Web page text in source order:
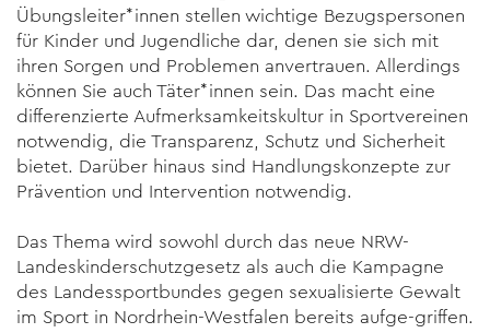
Übungsleiter*innen stellen wichtige Bezugspersonen
für Kinder und Jugendliche dar, denen sie sich mit
ihren Sorgen und Problemen anvertrauen. Allerdings
können Sie auch Täter*innen sein. Das macht eine
differenzierte Aufmerksamkeitskultur in Sportvereinen
notwendig, die Transparenz, Schutz und Sicherheit
bietet. Darüber hinaus sind Handlungskonzepte zur
Prävention und Intervention notwendig.
Das Thema wird sowohl durch das neue NRW-
Landeskinderschutz­gesetz als auch die Kampagne
des Landessportbundes gegen sexualisierte Gewalt
im Sport in Nordrhein-Westfalen bereits aufge-griffen.